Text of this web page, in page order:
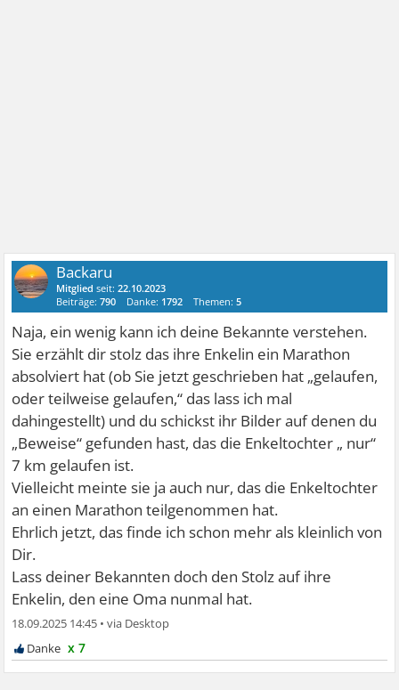
Backaru
Mitglied seit:22.10.2023
Beiträge:790 Danke: 1792 Themen:5
Naja, ein wenig kann ich deine Bekannte verstehen.
Sie erzählt dir stolz das ihre Enkelin ein Marathon
absolviert hat (ob Sie jetzt geschrieben hat „gelaufen,
oder teilweise gelaufen,“ das lass ich mal
dahingestellt) und du schickst ihr Bilder auf denen du
„Beweise“ gefunden hast, das die Enkeltochter „ nur“
7 km gelaufen ist.
Vielleicht meinte sie ja auch nur, das die Enkeltochter
an einen Marathon teilgenommen hat.
Ehrlich jetzt, das finde ich schon mehr als kleinlich von
Dir.
Lass deiner Bekannten doch den Stolz auf ihre
Enkelin, den eine Oma nunmal hat.
18.09.2025 14:45 •
x 7